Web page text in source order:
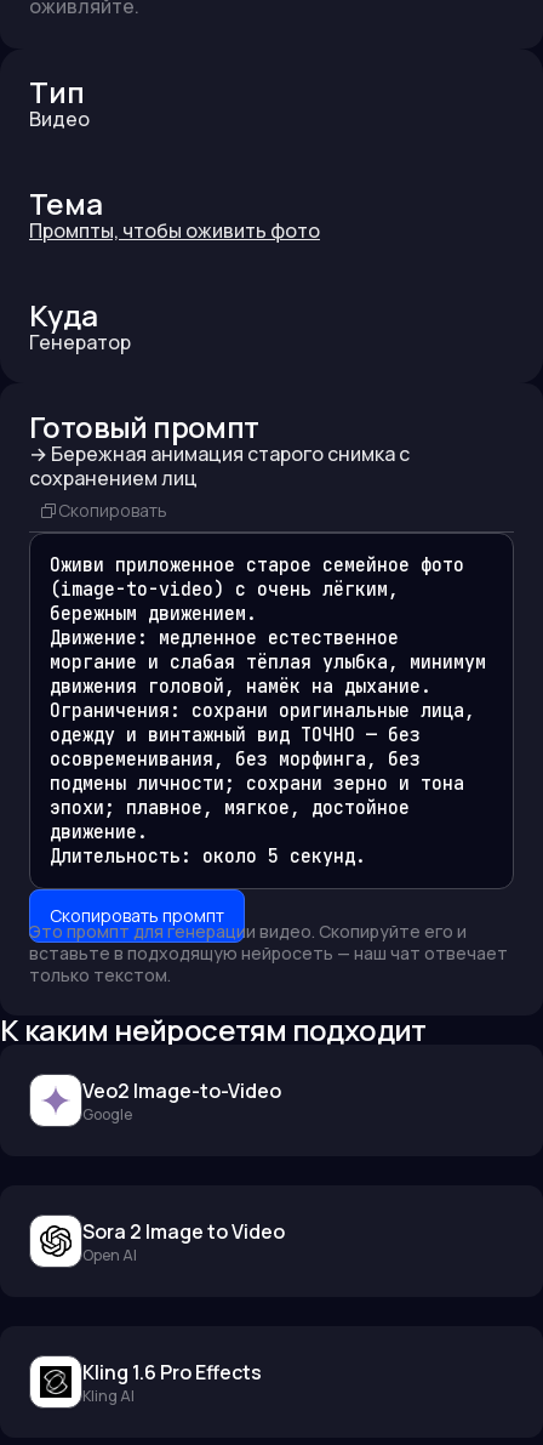
оживляйте.
Тип
Видео
Тема
Промпты, чтобы оживить фото
Куда
Генератор
Готовый промпт
→ Бережная анимация старого снимка с
сохранением лиц
Скопировать
Оживи приложенное старое семейное фото
(image-to-video) с очень лёгким,
бережным движением.
Движение: медленное естественное
моргание и слабая тёплая улыбка, минимум
движения головой, намёк на дыхание.
Ограничения: сохрани оригинальные лица,
одежду и винтажный вид ТОЧНО — без
осовременивания, без морфинга, без
подмены личности; сохрани зерно и тона
эпохи; плавное, мягкое, достойное
движение.
Длительность: около 5 секунд.
Скопировать промпт
Это промпт для генерации видео. Скопируйте его и
вставьте в подходящую нейросеть — наш чат отвечает
только текстом.
К каким нейросетям подходит
Veo2 Image-to-Video
Google
Sora 2 Image to Video
Open AI
Kling 1.6 Pro Effects
Kling AI